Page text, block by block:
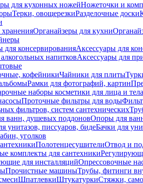
для кухонных ножейНожеточки и
Терки, овощерезкиРазделочные доски
храненияОрганайзеры для кухни
для консервированияАксессуары для
напитковАксессуары для
кофейникиЧайники для плиты
Рамки для фотографий, картин
наборы косметики для лица и тела
Проточные фильтры для воды
фильтров, систем сантехнических
ванн, душевых поддоновОпоры для
унитазов, писсуаров, бидеБачки для
уголков
ПолотенцесушителиОтвод и
комплекты для сантехники
для инсталляцийОпрессовочные
Прочистные машиныТрубы, фитинги
ШпатлевкиШтукатуркиСтяжки,